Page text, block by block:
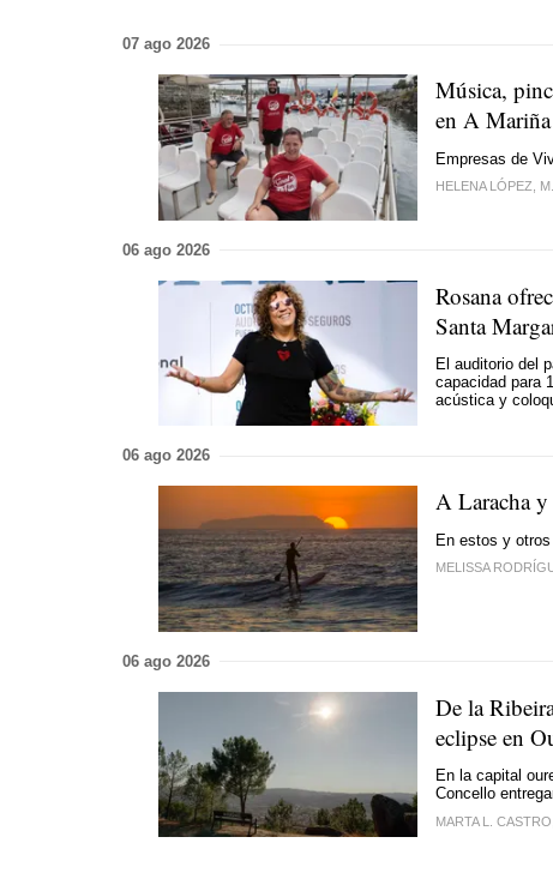
07 ago 2026
Música,
en A Mariña
Empresas de
HELENA LÓPEZ,
06 ago 2026
Rosana
Santa
El auditorio del
capacidad para
acústica y
06 ago 2026
A Laracha y
En estos y
MELISSA
06 ago 2026
De la
eclipse en
En la capital
Concello
MARTA L.